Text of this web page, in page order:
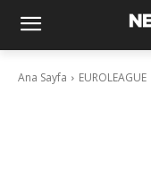
Ana Sayfa EUROLEAGUE